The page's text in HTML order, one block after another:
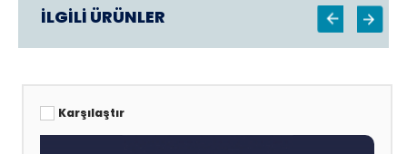
İLGİLİ ÜRÜNLER
Karşılaştır